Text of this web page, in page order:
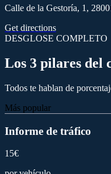
Calle de la Gestoría, 1,
Get directions
DESGLOSE COMPLETO
Los 3 pilares del
Todos te hablan de
Más popular
Informe de tráfico
15€